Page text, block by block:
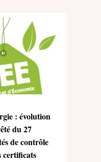
: évolution
du 27
de contrôle
certificats